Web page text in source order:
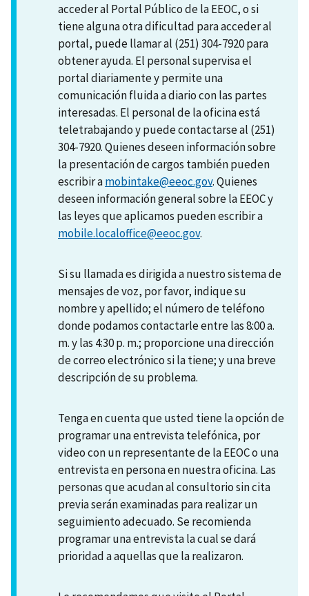
acceder al Portal Público de la EEOC, o si
tiene alguna otra dificultad para acceder al
portal, puede llamar al (251) 304-7920 para
obtener ayuda. El personal supervisa el
portal diariamente y permite una
comunicación fluida a diario con las partes
interesadas. El personal de la oficina está
teletrabajando y puede contactarse al (251)
304-7920. Quienes deseen información sobre
la presentación de cargos también pueden
escribir amobintake@eeoc.gov. Quienes
deseen información general sobre la EEOC y
las leyes que aplicamos pueden escribir a
mobile.localoffice@eeoc.gov.
Si su llamada es dirigida a nuestro sistema de
mensajes de voz, por favor, indique su
nombre y apellido; el número de teléfono
donde podamos contactarle entre las 8:00 a.
m. y las 4:30 p. m.; proporcione una dirección
de correo electrónico si la tiene; y una breve
descripción de su problema.
Tenga en cuenta que usted tiene la opción de
programar una entrevista telefónica, por
video con un representante de la EEOC o una
entrevista en persona en nuestra oficina. Las
personas que acudan al consultorio sin cita
previa serán examinadas para realizar un
seguimiento adecuado. Se recomienda
programar una entrevista la cual se dará
prioridad a aquellas que la realizaron.